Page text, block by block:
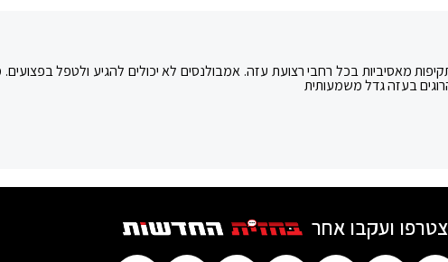
מאסיביות בכל רחבי רצועת עזה. אמבולנסים לא יכולים להגיע ולטפל בפצועים.
בעזה גדל משמעותית
ועקבו אחר